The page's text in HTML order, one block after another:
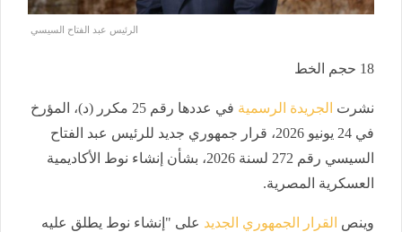
الرئيس عبد الفتاح السيسي
18 حجم الخط
نشرت الجريدة الرسمية
في عددها رقم 25 مكرر (د)، المؤرخ
في 24 يونيو 2026، قرار جمهوري جديد للرئيس عبد الفتاح
السيسي رقم 272 لسنة 2026، بشأن إنشاء نوط الأكاديمية
العسكرية المصرية.
وينص القرار الجمهوري الجديد على "إنشاء نوط يطلق عليه